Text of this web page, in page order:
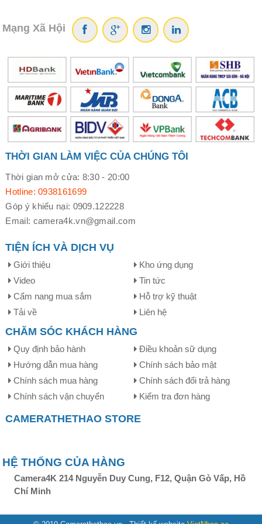
giác cầm vừa vặn, không bị trơn tuột, giúp việc tháo và
cắm cáp trở nên dễ dàng hơn. Chất liệu PVC được biết
đến là có độ đàn hồi tốt, an toàn và thân thiện với môi
trường. Đồng thời với chất liệu cao cấp vừa chống chịu
gặp ở các loại cáp khác trên thị trường.
Mạng Xã Hội
THỜI GIAN LÀM VIỆC CỦA CHÚNG TÔI
Thời gian mở cửa: 8:30 - 20:00
Hotline: 0938161699
Góp ý khiếu nại: 0909.122228
Email: camera4k.vn@gmail.com
TIỆN ÍCH VÀ DỊCH VỤ
Giới thiệu
Kho ứng dụng
Video
Tin tức
Cẩm nang mua sắm
Hỗ trợ kỹ thuật
Tải về
Liên hệ
CHĂM SÓC KHÁCH HÀNG
Quy định bảo hành
Điều khoản sữ dụng
Hướng dẫn mua hàng
Chính sách bảo mật
Chính sách mua hàng
Chính sách đổi trả hàng
Chính sách vận chuyển
Kiểm tra đơn hàng
CAMERATHETHAO STORE
HỆ THỐNG CỦA HÀNG
Camera4K 214 Nguyễn Duy Cung, F12, Quận Gò Vấp, Hồ
Chí Minh